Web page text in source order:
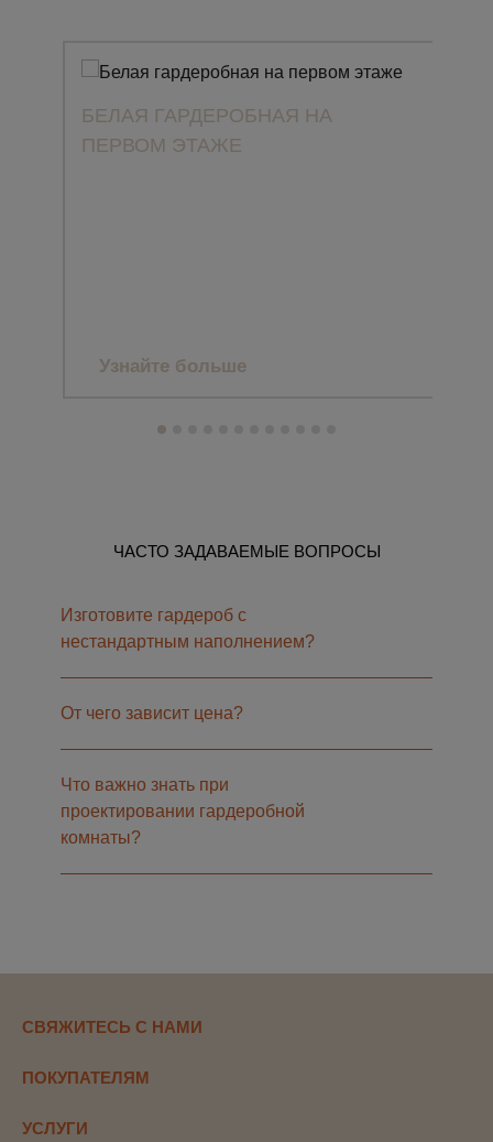
БЕЛАЯ ГАРДЕРОБНАЯ НА
ПЕРВОМ ЭТАЖЕ
Узнайте больше
ЧАСТО ЗАДАВАЕМЫЕ ВОПРОСЫ
Изготовите гардероб с
нестандартным наполнением?
От чего зависит цена?
Что важно знать при
проектировании гардеробной
комнаты?
СВЯЖИТЕСЬ С НАМИ
ПОКУПАТЕЛЯМ
УСЛУГИ